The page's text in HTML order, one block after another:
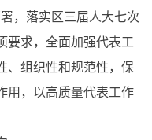
，落实区三届人大七次
要求，全面加强代表工
、组织性和规范性，保
用，以高质量代表工作